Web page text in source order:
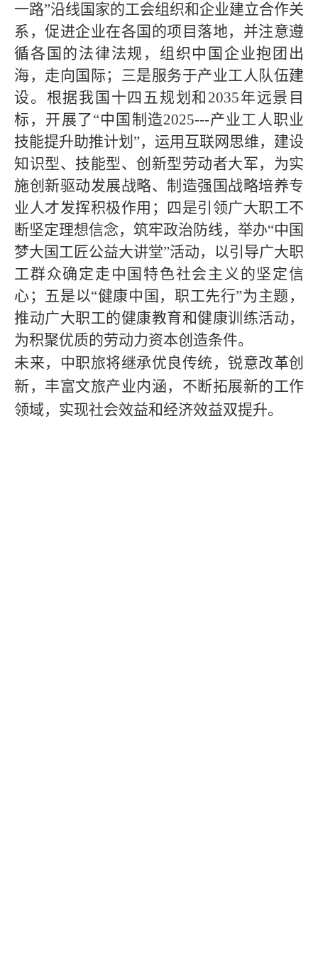
一路”沿线国家的工会组织和企业建立合作关
系，促进企业在各国的项目落地，并注意遵
循各国的法律法规，组织中国企业抱团出
海，走向国际；三是服务于产业工人队伍建
设。根据我国十四五规划和2035年远景目
标，开展了“中国制造2025---产业工人职业
技能提升助推计划”，运用互联网思维，建设
知识型、技能型、创新型劳动者大军，为实
施创新驱动发展战略、制造强国战略培养专
业人才发挥积极作用；四是引领广大职工不
断坚定理想信念，筑牢政治防线，举办“中国
梦大国工匠公益大讲堂”活动，以引导广大职
工群众确定走中国特色社会主义的坚定信
心；五是以“健康中国，职工先行”为主题，
推动广大职工的健康教育和健康训练活动，
为积聚优质的劳动力资本创造条件。
未来，中职旅将继承优良传统，锐意改革创
新，丰富文旅产业内涵，不断拓展新的工作
领域，实现社会效益和经济效益双提升。